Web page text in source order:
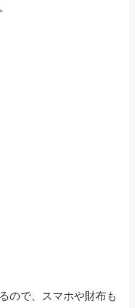
ので、スマホや財布も